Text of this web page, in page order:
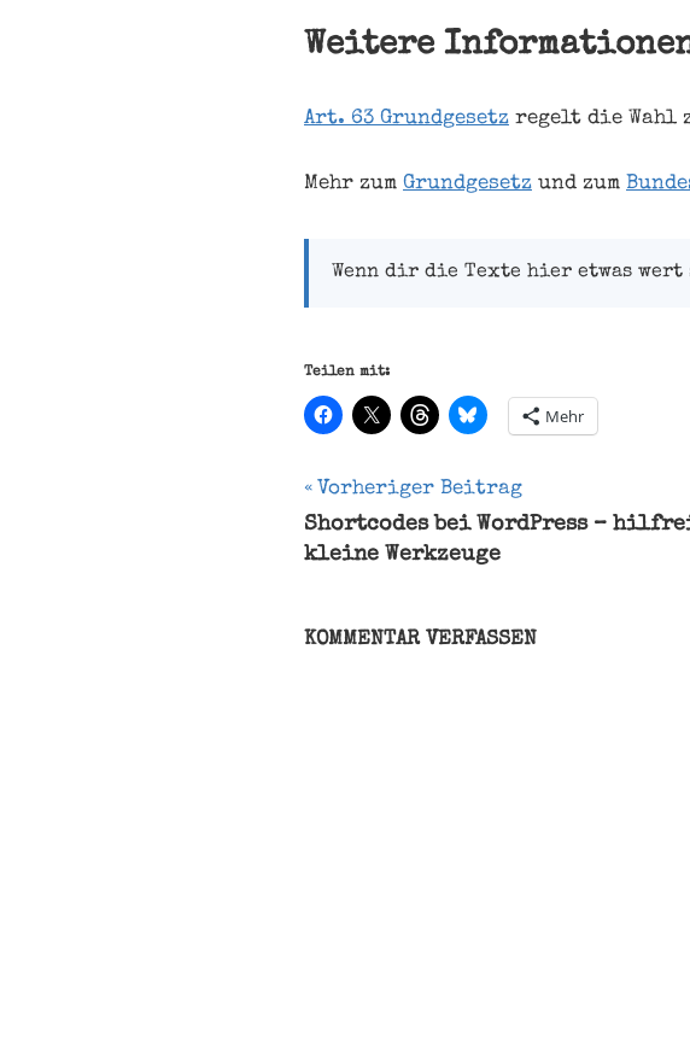
Weitere
Art. 63 Grundgesetz regelt die Wahl
Mehr zum Grundgesetz und zum
Wenn dir die Texte hier etwas
Teilen mit:
Mehr
Bundeskanzler
Bundespräsident
bundestagswahl
Beitragsnavigation
Vorheriger Beitrag
Shortcodes bei WordPress –
kleine Werkzeuge
KOMMENTAR VERFASSEN